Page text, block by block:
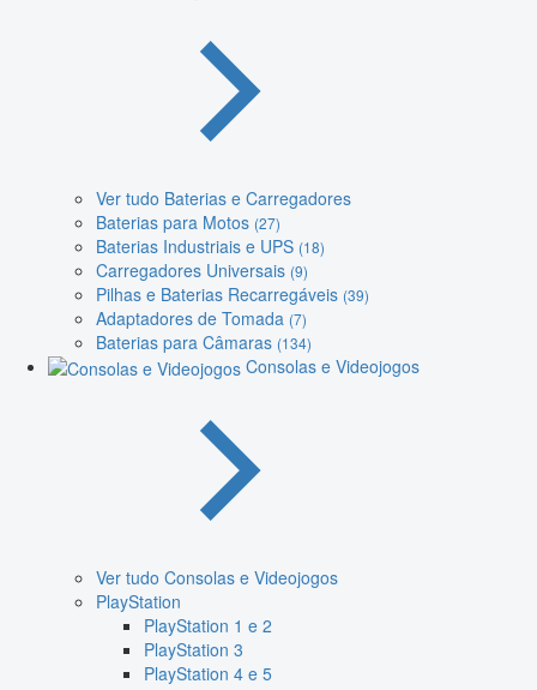
Ver tudo Baterias e Carregadores
Baterias para Motos (27)
Baterias Industriais e UPS (18)
Carregadores Universais (9)
Pilhas e Baterias Recarregáveis (39)
Adaptadores de Tomada (7)
Baterias para Câmaras (134)
Consolas e Videojogos
Ver tudo Consolas e Videojogos
PlayStation
PlayStation 1 e 2
PlayStation 3
PlayStation 4 e 5